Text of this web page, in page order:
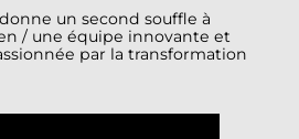
un second souffle à
/ une équipe innovante et
par la transformation